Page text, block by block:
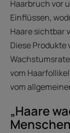
Haarbruch vor
Einflüssen,
Haare sichtbar
Diese
vom
vom
„Haare